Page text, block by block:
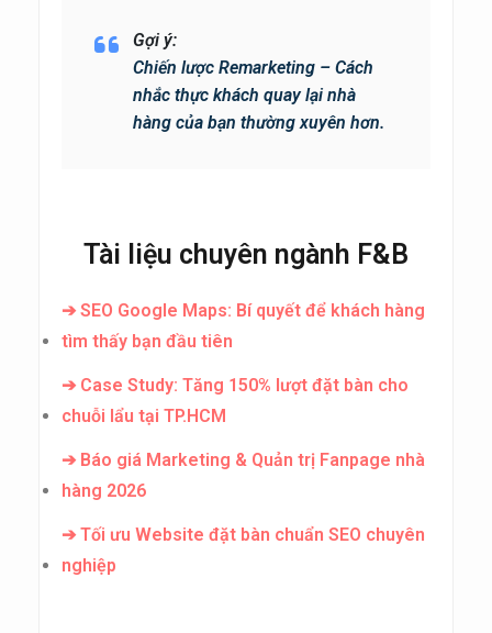
Gợi ý:
Chiến lược Remarketing – Cách
nhắc thực khách quay lại nhà
hàng của bạn thường xuyên hơn.
Tài liệu chuyên ngành F&B
➔ SEO Google Maps: Bí quyết để khách hàng
tìm thấy bạn đầu tiên
➔ Case Study: Tăng 150% lượt đặt bàn cho
chuỗi lẩu tại TP.HCM
➔ Báo giá Marketing & Quản trị Fanpage nhà
hàng 2026
➔ Tối ưu Website đặt bàn chuẩn SEO chuyên
nghiệp